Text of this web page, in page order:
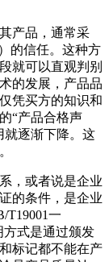
产品，通常采
的信任。这种方
就可以直观判别
的发展，产品品
凭买方的知识和
“产品合格声
就逐渐下降。这
，或者说是企业
的条件，是企业
T19001一
方式是通过颁发
标记都不能在产